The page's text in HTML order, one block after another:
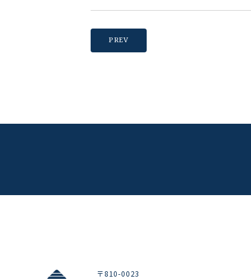
PREV
〒810-0023